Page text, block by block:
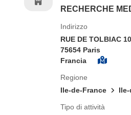
RECHERCHE
Indirizzo
RUE DE TOLBIAC
75654 Paris
Francia
Regione
Ile-de-France
Tipo di attività